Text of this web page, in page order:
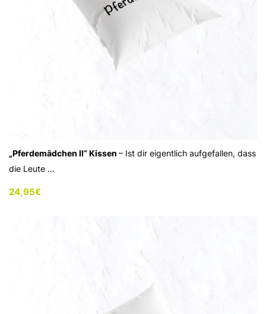
„Pferdemädchen II“ Kissen – Ist dir eigentlich aufgefallen, dass
die Leute …
24,95€